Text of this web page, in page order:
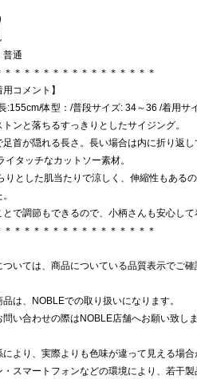
普通
＊＊＊＊＊＊＊＊＊＊＊＊＊＊＊＊
用コメント】
:155cm/体型：/普段サイズ: 34～36 /着用サ
ンと落ちるすっきりとしたサイジング。
首が隠れる長さ。長い場合は内に折り返し
イタッチなカットソー素材。
りとした肌当たりで涼しく、伸縮性もある
で調節もできるので、小柄さんも安心して
＊＊＊＊＊＊＊＊＊＊＊＊＊＊＊＊
いては、商品についている品質表示でご確
は、NOBLEでの取り扱いになります。
い合わせの際はNOBLE店舗へお願い致しま
より、実際よりも色味が違って見える場合
・スマートフォンなどの環境により、若干